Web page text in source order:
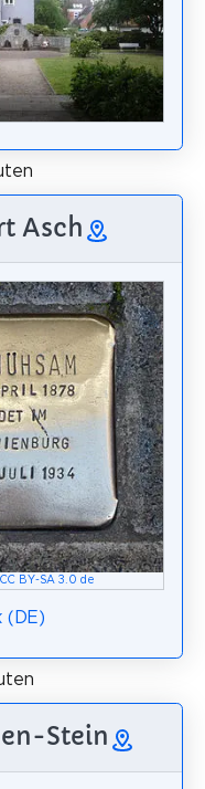
Asch
CC BY-SA 3.0 de
(DE)
Stein